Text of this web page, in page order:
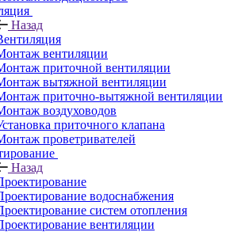
Назад
вентиляции
приточной вентиляции
вытяжной вентиляции
приточно-вытяжной вентиляции
воздуховодов
приточного клапана
проветривателей
Назад
водоснабжения
систем отопления
вентиляции